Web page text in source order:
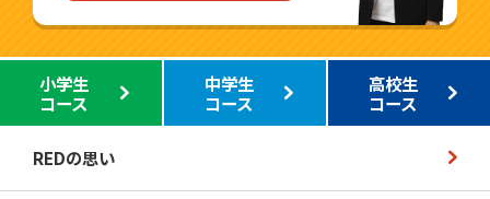
小学生
コース
中学生
コース
高校生
コース
REDの思い